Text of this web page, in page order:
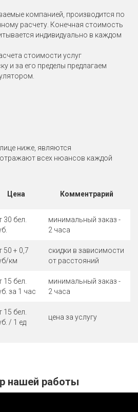
компанией, производится по
расчету. Конечная стоимость
индивидуально в каждом
стоимости услуг
и за его пределы предлагаем
ниже, являются
всех нюансов каждой
Цена Комментрарий
30 бел.
минимальный заказ -
2 часа
50 + 0,7
км
скидки в зависимости
от расстояний
15 бел.
за 1 час
минимальный заказ -
2 часа
15 бел.
/ 1 ед
цена за услугу
нашей работы